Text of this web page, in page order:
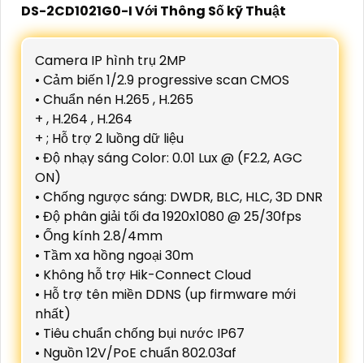
DS-2CD1021G0-I Với Thông Số kỹ Thuật
Camera IP hình trụ 2MP
• Cảm biến 1/2.9 progressive scan CMOS
• Chuẩn nén H.265 , H.265
+ , H.264 , H.264
+ ; Hỗ trợ 2 luồng dữ liệu
• Độ nhạy sáng Color: 0.01 Lux @ (F2.2, AGC
ON)
• Chống ngược sáng: DWDR, BLC, HLC, 3D DNR
• Độ phân giải tối đa 1920x1080 @ 25/30fps
• Ống kính 2.8/4mm
• Tầm xa hồng ngoại 30m
• Không hỗ trợ Hik-Connect Cloud
• Hỗ trợ tên miền DDNS (up firmware mới
nhất)
• Tiêu chuẩn chống bụi nước IP67
• Nguồn 12V/PoE chuẩn 802.03af